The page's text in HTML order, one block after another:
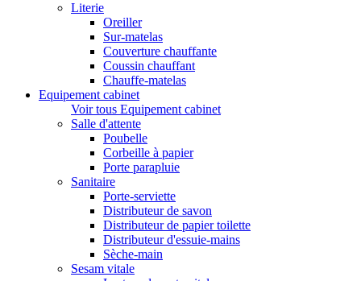
Literie
Oreiller
Sur-matelas
Couverture chauffante
Coussin chauffant
Chauffe-matelas
Equipement cabinet
Voir tous Equipement cabinet
Salle d'attente
Poubelle
Corbeille à papier
Porte parapluie
Sanitaire
Porte-serviette
Distributeur de savon
Distributeur de papier toilette
Distributeur d'essuie-mains
Sèche-main
Sesam vitale